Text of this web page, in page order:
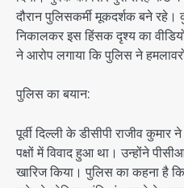
दौरान पुलिसकर्मी मूकदर्शक बने
निकालकर इस हिंसक दृश्य का
ने आरोप लगाया कि पुलिस ने
पुलिस का बयान:
पूर्वी दिल्ली के डीसीपी राजीव कुमार
पक्षों में विवाद हुआ था। उन्होंने
खारिज किया। पुलिस का कहना है